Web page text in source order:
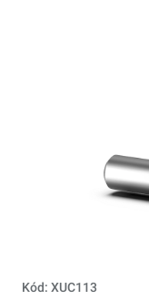
Kód: XUC113